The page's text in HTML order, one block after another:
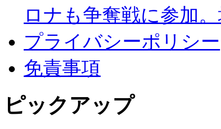
ロナも争奪戦に参加
プライバシーポリシー
免責事項
ピックアップ